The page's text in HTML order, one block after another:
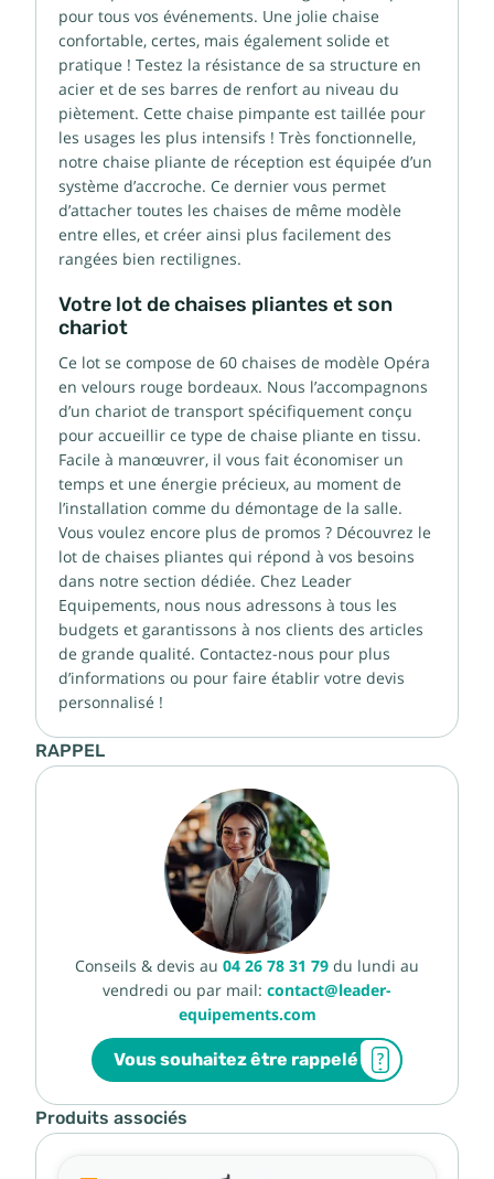
pour tous vos événements. Une jolie chaise
confortable, certes, mais également solide et
pratique ! Testez la résistance de sa structure en
acier et de ses barres de renfort au niveau du
piètement. Cette chaise pimpante est taillée pour
les usages les plus intensifs ! Très fonctionnelle,
notre chaise pliante de réception est équipée d’un
système d’accroche. Ce dernier vous permet
d’attacher toutes les chaises de même modèle
entre elles, et créer ainsi plus facilement des
rangées bien rectilignes.
Votre lot de chaises pliantes et son
chariot
Ce lot se compose de 60 chaises de modèle Opéra
en velours rouge bordeaux. Nous l’accompagnons
d’un chariot de transport spécifiquement conçu
pour accueillir ce type de chaise pliante en tissu.
Facile à manœuvrer, il vous fait économiser un
temps et une énergie précieux, au moment de
l’installation comme du démontage de la salle.
Vous voulez encore plus de promos ? Découvrez le
lot de chaises pliantes qui répond à vos besoins
dans notre section dédiée. Chez Leader
Equipements, nous nous adressons à tous les
budgets et garantissons à nos clients des articles
de grande qualité. Contactez-nous pour plus
d’informations ou pour faire établir votre devis
personnalisé !
RAPPEL
Conseils & devis au 04 26 78 31 79 du lundi au
vendredi ou par mail: contact@leader-
equipements.com
Vous souhaitez être rappelé
Produits associés